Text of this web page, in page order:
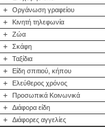
+ Οργάνωση γραφείου
+ Κινητή τηλεφωνία
+ Ζώα
+ Σκάφη
+ Ταξίδια
+ Είδη σπιτιού, κήπου
+ Ελεύθερος χρόνος
+ Προσωπικά Κοινωνικά
+ Διάφορα είδη
+ Διάφορες αγγελίες